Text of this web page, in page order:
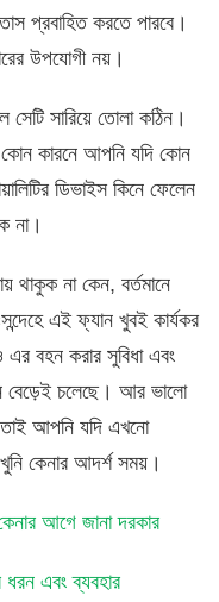
প্রবাহিত করতে পারবে।
উপযোগী নয়।
সেটি সারিয়ে তোলা কঠিন।
কোন কারনে আপনি যদি কোন
ডিভাইস কিনে ফেলেন
না।
থাকুক না কেন, বর্তমানে
এই ফ্যান খুবই কার্যকর
এর বহন করার সুবিধা এবং
বেড়েই চলেছে। আর ভালো
তাই আপনি যদি এখনো
কেনার আদর্শ সময়।
আগে জানা দরকার
ধরন এবং ব্যবহার